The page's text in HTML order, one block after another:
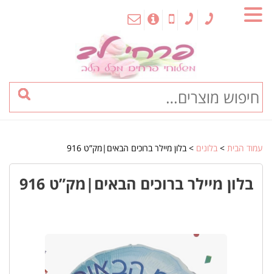
עמוד הבית > בלונים > בלון מיילר ברוכים הבאים|מק”ט 916
בלון מיילר ברוכים הבאים|מק”ט 916